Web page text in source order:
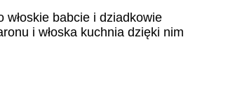
babcie i dziadkowie
i włoska kuchnia dzięki nim